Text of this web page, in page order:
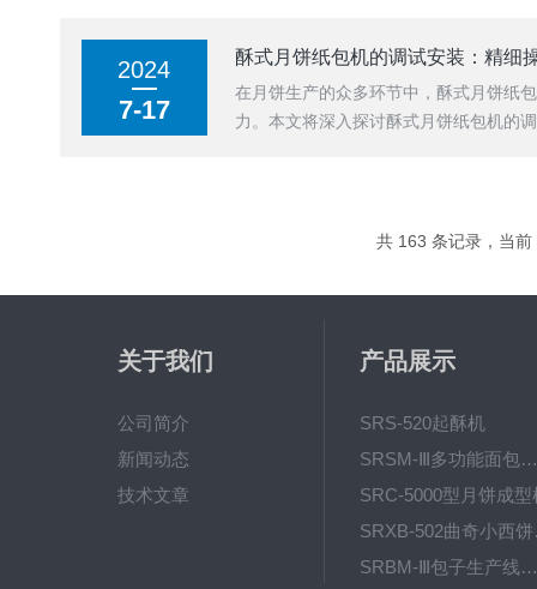
2024
7-17
酥式月饼纸包机的调试安装：精细
在月饼生产的众多环节中，酥式月饼纸
力。本文将深入探讨酥式月饼纸包机的
共 163 条记录，当
关于我们
公司简介
新闻动态
技术文章
产品展示
SRS-520起酥机
SRSM-Ⅲ多功能面包生产线 酥饼机
SRC-5000型月饼成型
SRBM-Ⅲ包子生产线（包子机）